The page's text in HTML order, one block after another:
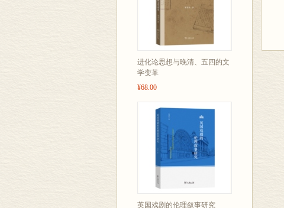
进化论思想与晚清、五四的文
学变革
¥68.00
英国戏剧的伦理叙事研究